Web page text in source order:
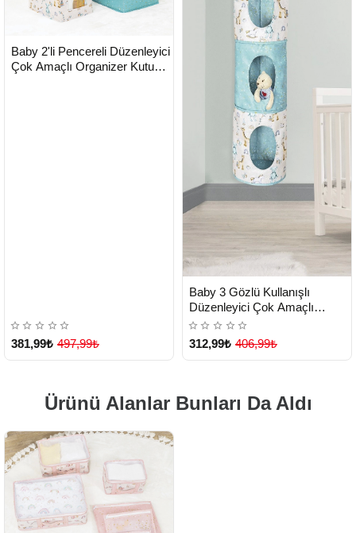
TESLİMAT
Baby 2'li Pencereli Düzenleyici
Çok Amaçlı Organizer Kutu
381,99₺ 497,99₺
TESLİMAT
Baby 3 Gözlü Kullanışlı
Düzenleyici Çok Amaçlı
Organizer Kutu (yeşil) ( Lisinya
)
312,99₺ 406,99₺
Ürünü Alanlar Bunları Da Aldı